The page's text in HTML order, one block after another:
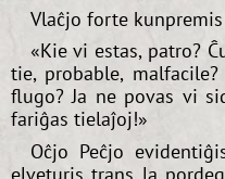
Vlaĉjo forte
«Kie vi estas, patro?
tie, probable,
flugo? Ja ne povas vi
fariĝas tielaĵoj!»
Oĉjo Peĉjo